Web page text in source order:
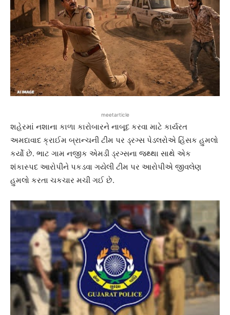
meetarticle
શહેરમાં નશાના કાળા કારોબારને નાબૂદ કરવા માટે કાર્યરત
અમદાવાદ ક્રાઈમ બ્રાન્ચની ટીમ પર ડ્રગ્સ પેડલરોએ હિંસક હુમલો
કર્યો છે. ભાટ ગામ નજીક એમડી ડ્રગ્સના જથ્થા સાથે એક
શંકાસ્પદ આરોપીને પકડવા ગયેલી ટીમ પર આરોપીએ જીવલેણ
હુમલો કરતા ચકચાર મચી ગઈ છે.